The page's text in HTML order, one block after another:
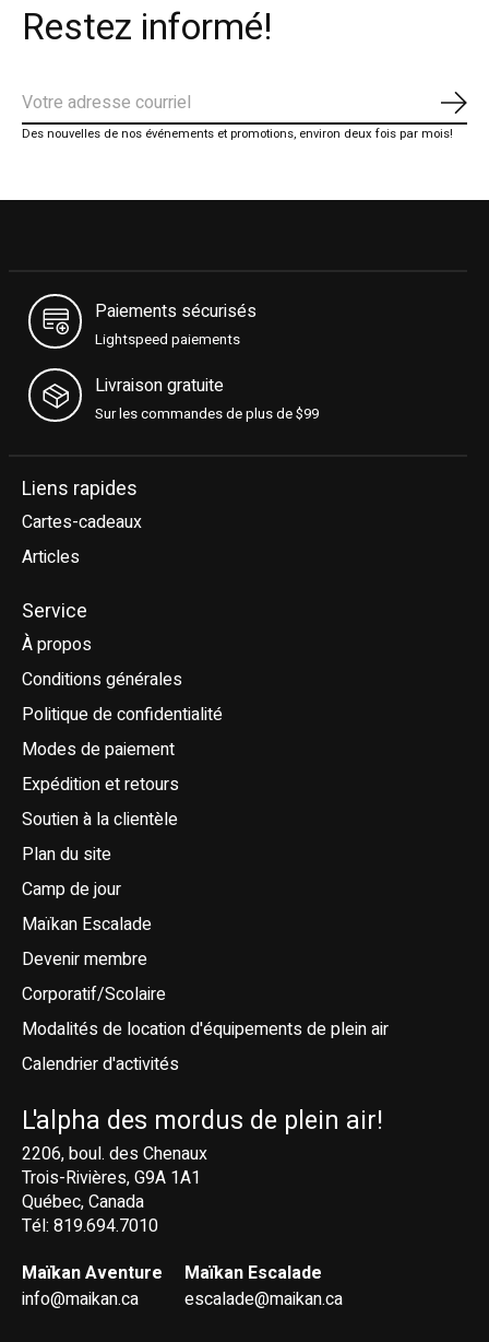
Restez informé!
Des nouvelles de nos événements et promotions, environ deux fois par mois!
Paiements sécurisés
Lightspeed paiements
Livraison gratuite
Sur les commandes de plus de $99
Liens rapides
Cartes-cadeaux
Articles
Service
À propos
Conditions générales
Politique de confidentialité
Modes de paiement
Expédition et retours
Soutien à la clientèle
Plan du site
Camp de jour
Maïkan Escalade
Devenir membre
Corporatif/Scolaire
Modalités de location d'équipements de plein air
Calendrier d'activités
L'alpha des mordus de plein air!
2206, boul. des Chenaux
Trois-Rivières, G9A 1A1
Québec, Canada
Tél: 819.694.7010
Maïkan Aventure
info@maikan.ca
Maïkan Escalade
escalade@maikan.ca